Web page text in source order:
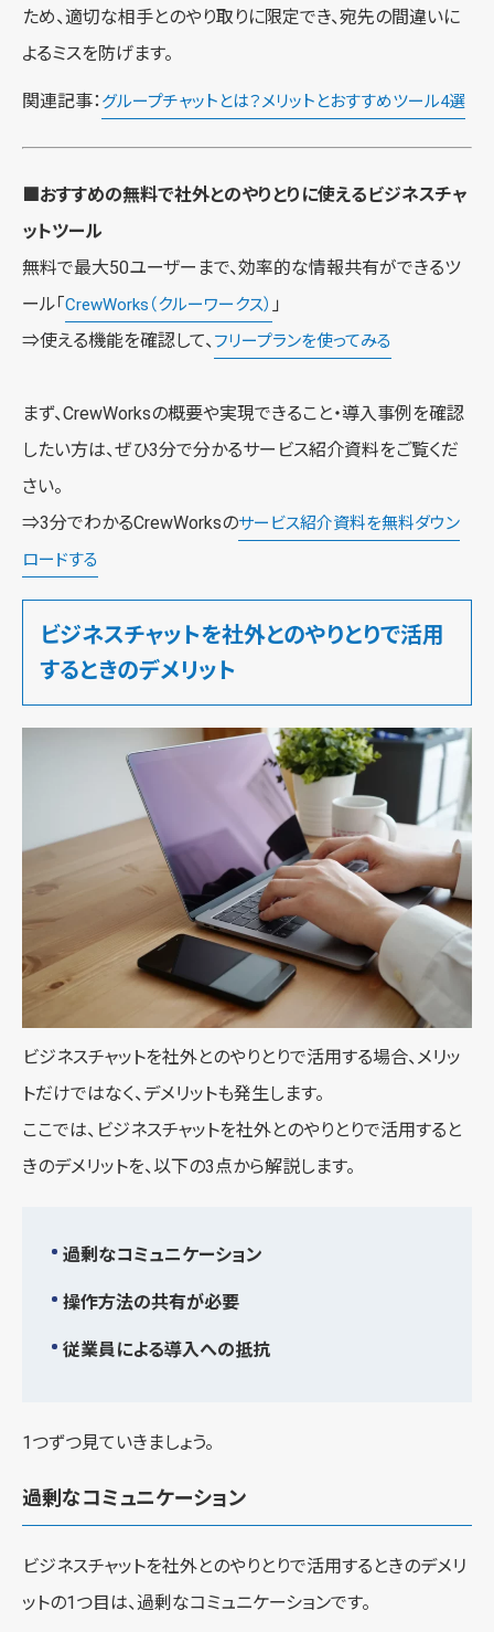
ため、適切な相手とのやり取りに限定でき、宛先の間違いに
よるミスを防げます。
関連記事： グループチャットとは？メリットとおすすめツール4選
■おすすめの無料で社外とのやりとりに使えるビジネスチャ
ットツール
無料で最大50ユーザーまで、効率的な情報共有ができるツ
ール「CrewWorks（クルーワークス） 」
⇒使える機能を確認して、 フリープランを使ってみる
まず、CrewWorksの概要や実現できること・導入事例を確認
したい方は、ぜひ3分で分かるサービス紹介資料をご覧くだ
さい。
⇒3分でわかるCrewWorksのサービス紹介資料を無料ダウン
ロードする
ビジネスチャットを社外とのやりとりで活用
するときのデメリット
ビジネスチャットを社外とのやりとりで活用する場合、メリッ
トだけではなく、デメリットも発生します。
ここでは、ビジネスチャットを社外とのやりとりで活用すると
きのデメリットを、以下の3点から解説します。
過剰なコミュニケーション
操作方法の共有が必要
従業員による導入への抵抗
1つずつ見ていきましょう。
過剰なコミュニケーション
ビジネスチャットを社外とのやりとりで活用するときのデメリ
ットの1つ目は、過剰なコミュニケーションです。